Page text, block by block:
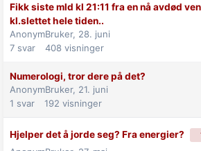
Fikk siste mld kl 21:11 fra en nå avdød
kl.slettet hele tiden..
AnonymBruker, 28. juni
7 svar 408 visninger
Numerologi, tror dere på det?
AnonymBruker, 21. juni
1 svar 192 visninger
Hjelper det å jorde seg? Fra energier?